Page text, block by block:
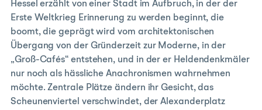
Hessel erzählt von einer Stadt im Aufbruch, in der der
Erste Weltkrieg Erinnerung zu werden beginnt, die
boomt, die geprägt wird vom architektonischen
Übergang von der Gründerzeit zur Moderne, in der
„Groß-Cafés“ entstehen, und in der er Heldendenkmäler
nur noch als hässliche Anachronismen wahrnehmen
möchte. Zentrale Plätze ändern ihr Gesicht, das
Scheunenviertel verschwindet, der Alexanderplatz